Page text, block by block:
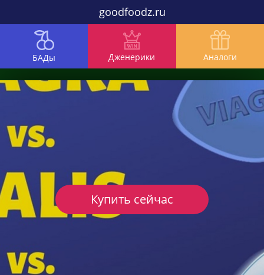
goodfoodz.ru
БАДы Дженерики Аналоги
Купить сейчас